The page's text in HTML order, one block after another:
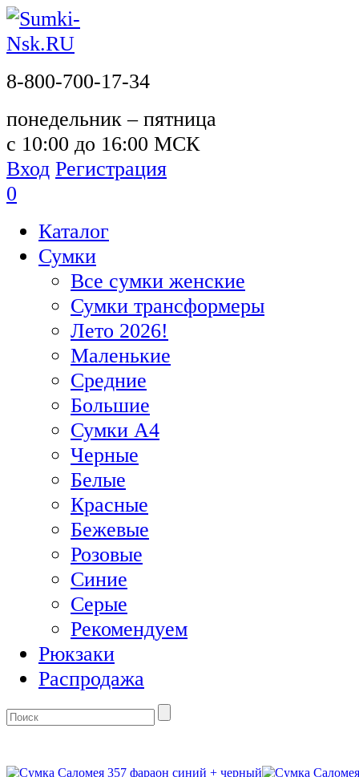
8-800-700-17-34
понедельник – пятница
с 10:00 до 16:00 МСК
Вход Регистрация
0
Каталог
Сумки
Все сумки женские
Сумки трансформеры
Лето 2026!
Маленькие
Средние
Большие
Сумки А4
Черные
Белые
Красные
Бежевые
Розовые
Синие
Серые
Рекомендуем
Рюкзаки
Распродажа